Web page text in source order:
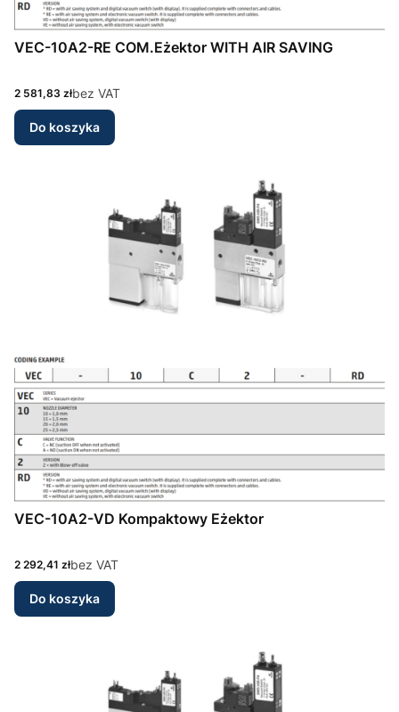
VEC-10A2-RE COM.Eżektor WITH AIR SAVING
Cena
2 581,83 złbez VAT
Do koszyka
VEC-10A2-VD Kompaktowy Eżektor
Cena
2 292,41 złbez VAT
Do koszyka